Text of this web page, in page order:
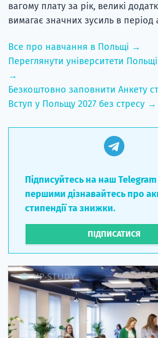
вагому плату за рік, великі
вимагає значних зусиль в період
Все про навчання в Польщі →
Переглянути університети
→
Безкоштовно заповнити Анкету
Вступ у Польщу 2027 без стресу →
Підписуйтесь на наш
першими дізнавайтесь про
стипендії та знижки.
ПІДПИСАТИСЯ